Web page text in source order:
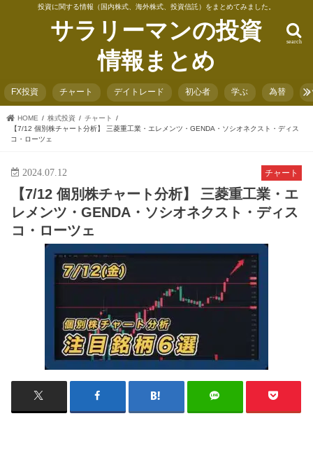
投資に関する情報（国内株式、海外株式、投資信託）をまとめてみました。
サラリーマンの投資
情報まとめ
search
FX投資 チャート デイトレード 初心者 学ぶ 為替
HOME 株式投資
チャート
【7/12 個別株チャート分析】 三菱重工業・エレメンツ・GENDA・ソシオネクスト・ディス
コ・ローツェ
チャート
2024.07.12
【7/12 個別株チャート分析】 三菱重工業・エ
レメンツ・GENDA・ソシオネクスト・ディス
コ・ローツェ